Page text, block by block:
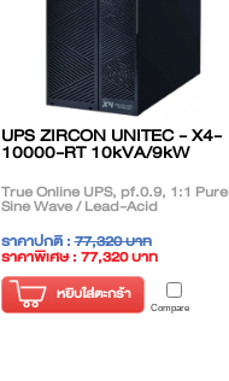
UPS ZIRCON UNITEC - X4-
10000-RT 10kVA/9kW
True Online UPS, pf.0.9, 1:1 Pure
Sine Wave / Lead-Acid
ราคาปกติ :77,320 บาท
ราคาพิเศษ : 77,320 บาท
( ราคาไม่รวมภาษี )
หยิบใส่ตะกร้า
Compare